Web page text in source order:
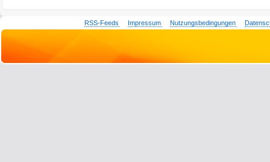
RSS-Feeds Impressum Nutzungsbedingungen